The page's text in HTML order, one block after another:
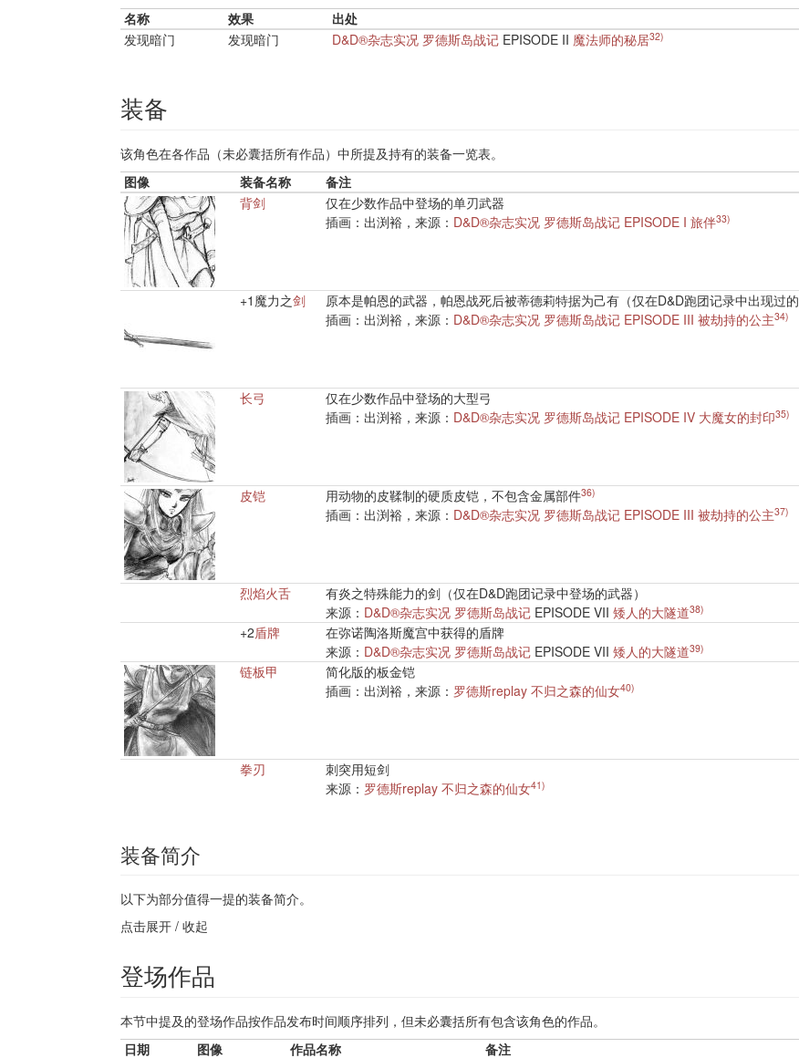
名称
效果
出处
发现暗门
发现暗门 D&D®杂志实况 罗德斯岛战记 EPISODE II 魔法师的秘居32)
装备
该角色在各作品（未必囊括所有作品）中所提及持有的装备一览表。
图像
装备名称
备注
背剑
仅在少数作品中登场的单刃武器
插画：出渕裕，来源： D&D®杂志实况 罗德斯岛战记 EPISODE I 旅伴33)
+1魔力之剑 原本是帕恩的武器，帕恩战死后被蒂德莉特据为己有（仅在D&D跑团记录中出现过的
插画：出渕裕，来源： D&D®杂志实况 罗德斯岛战记 EPISODE III 被劫持的公主34)
长弓
仅在少数作品中登场的大型弓
插画：出渕裕，来源： D&D®杂志实况 罗德斯岛战记 EPISODE IV 大魔女的封印35)
皮铠 用动物的皮鞣制的硬质皮铠，不包含金属部件36)
插画：出渕裕，来源： D&D®杂志实况 罗德斯岛战记 EPISODE III 被劫持的公主37)
烈焰火舌
有炎之特殊能力的剑（仅在D&D跑团记录中登场的武器）
来源： D&D®杂志实况 罗德斯岛战记 EPISODE VII 矮人的大隧道38)
+2盾牌
在弥诺陶洛斯魔宫中获得的盾牌
来源： D&D®杂志实况 罗德斯岛战记 EPISODE VII 矮人的大隧道39)
链板甲
简化版的板金铠
插画：出渕裕，来源： 罗德斯replay 不归之森的仙女40)
拳刃
刺突用短剑
来源： 罗德斯replay 不归之森的仙女41)
装备简介
以下为部分值得一提的装备简介。
点击展开 / 收起
登场作品
本节中提及的登场作品按作品发布时间顺序排列，但未必囊括所有包含该角色的作品。
日期
图像 作品名称 备注